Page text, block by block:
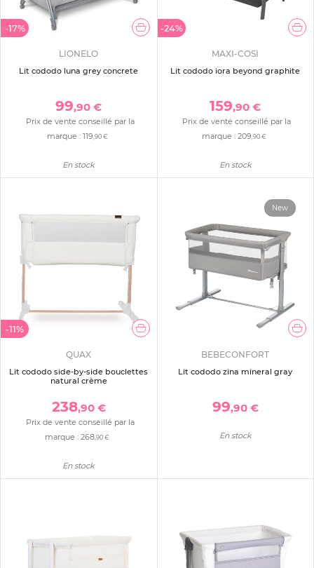
-17%
LIONELO
Lit cododo luna grey concrete
99,90 €
Prix de vente conseillé par la
marque : 119,90 €
En stock
-24%
MAXI-COSI
Lit cododo iora beyond graphite
159,90 €
Prix de vente conseillé par la
marque : 209,90 €
En stock
-11%
QUAX
Lit cododo side-by-side bouclettes
natural crème
238,90 €
Prix de vente conseillé par la
marque :268,90 €
En stock
New
BEBECONFORT
Lit cododo zina mineral gray
99,90 €
En stock